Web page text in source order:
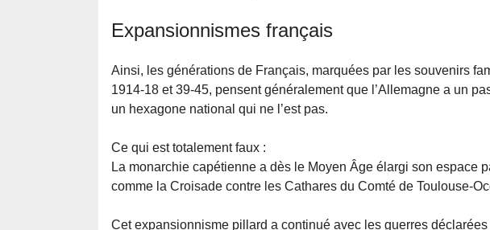
Expansionnismes français
Ainsi, les générations de Français, marquées par les souvenirs
1914-18 et 39-45, pensent généralement que l’Allemagne a un
un hexagone national qui ne l’est pas.
Ce qui est totalement faux :
La monarchie capétienne a dès le Moyen Âge élargi son espace
comme la Croisade contre les Cathares du Comté de Toulouse-
Cet expansionnisme pillard a continué avec les guerres